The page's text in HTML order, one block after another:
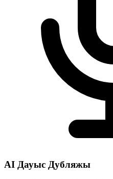
AI Дауыс Дубляжы